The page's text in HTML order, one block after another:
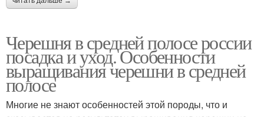
Черешня в средней полосе россии
посадка и уход. Особенности
выращивания черешни в средней
полосе
Многие не знают особенностей этой породы, что и